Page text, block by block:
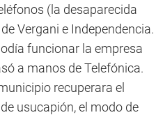
(la desaparecida
Vergani e Independencia.
funcionar la empresa
a manos de Telefónica.
recuperara el
usucapión, el modo de